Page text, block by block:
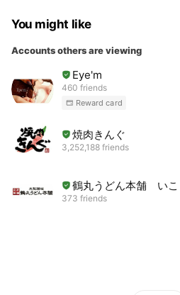
You might like
Accounts others are viewing
Eye'm
460 friends
Reward card
焼肉きんぐ
3,252,188 friends
鶴丸うどん本舗 いこ
373 friends